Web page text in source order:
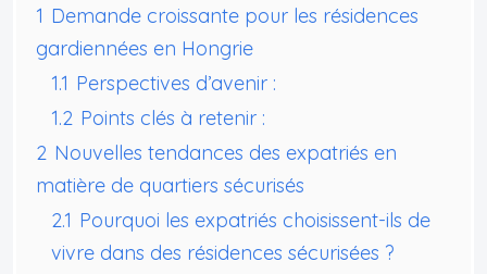
1 Demande croissante pour les résidences
gardiennées en Hongrie
1.1 Perspectives d’avenir :
1.2 Points clés à retenir :
2 Nouvelles tendances des expatriés en
matière de quartiers sécurisés
2.1 Pourquoi les expatriés choisissent-ils de
vivre dans des résidences sécurisées ?